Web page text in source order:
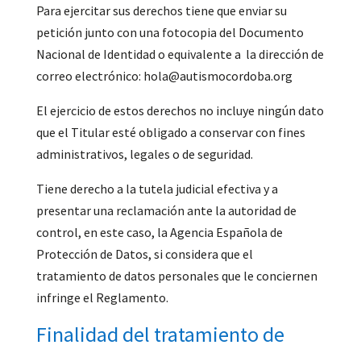
Para ejercitar sus derechos tiene que enviar su
petición junto con una fotocopia del Documento
Nacional de Identidad o equivalente a la dirección de
correo electrónico: hola@autismocordoba.org
El ejercicio de estos derechos no incluye ningún dato
que el Titular esté obligado a conservar con fines
administrativos, legales o de seguridad.
Tiene derecho a la tutela judicial efectiva y a
presentar una reclamación ante la autoridad de
control, en este caso, la Agencia Española de
Protección de Datos, si considera que el
tratamiento de datos personales que le conciernen
infringe el Reglamento.
Finalidad del tratamiento de